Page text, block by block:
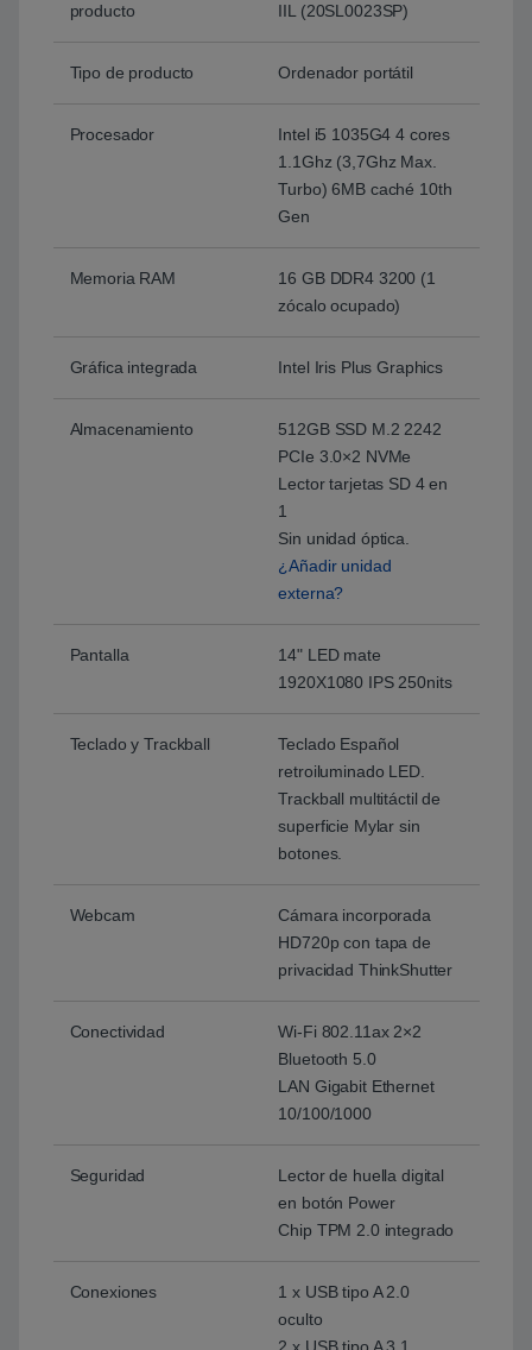
producto
IIL (20SL0023SP)
Tipo de producto Ordenador portátil
Procesador
Intel i5 1035G4 4 cores
1.1Ghz (3,7Ghz Max.
Turbo) 6MB caché 10th
Gen
Memoria RAM
16 GB DDR4 3200 (1
zócalo ocupado)
Gráfica integrada Intel Iris Plus Graphics
Almacenamiento
512GB SSD M.2 2242
PCIe 3.0×2 NVMe
Lector tarjetas SD 4 en
1
Sin unidad óptica.
¿Añadir unidad
externa?
Pantalla
14" LED mate
1920X1080 IPS 250nits
Teclado y Trackball
Teclado Español
retroiluminado LED.
Trackball multitáctil de
superficie Mylar sin
botones.
Webcam
Cámara incorporada
HD720p con tapa de
privacidad ThinkShutter
Conectividad
Wi-Fi 802.11ax 2×2
Bluetooth 5.0
LAN Gigabit Ethernet
10/100/1000
Seguridad
Lector de huella digital
en botón Power
Chip TPM 2.0 integrado
Conexiones
1 x USB tipo A 2.0
oculto